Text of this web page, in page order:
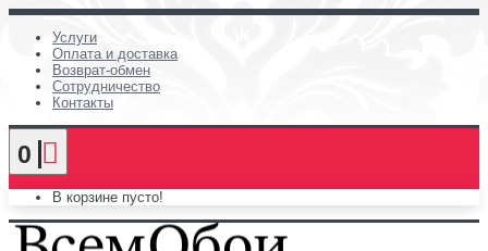
Услуги
Оплата и доставка
Возврат-обмен
Сотрудничество
Контакты
0
В корзине пусто!